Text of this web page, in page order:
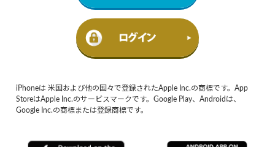
iPhoneは 米国および他の国々で登録されたApple Inc.の商標です。App
StoreはApple Inc.のサービスマークです。Google Play、Androidは、
Google Inc.の商標または登録商標です。